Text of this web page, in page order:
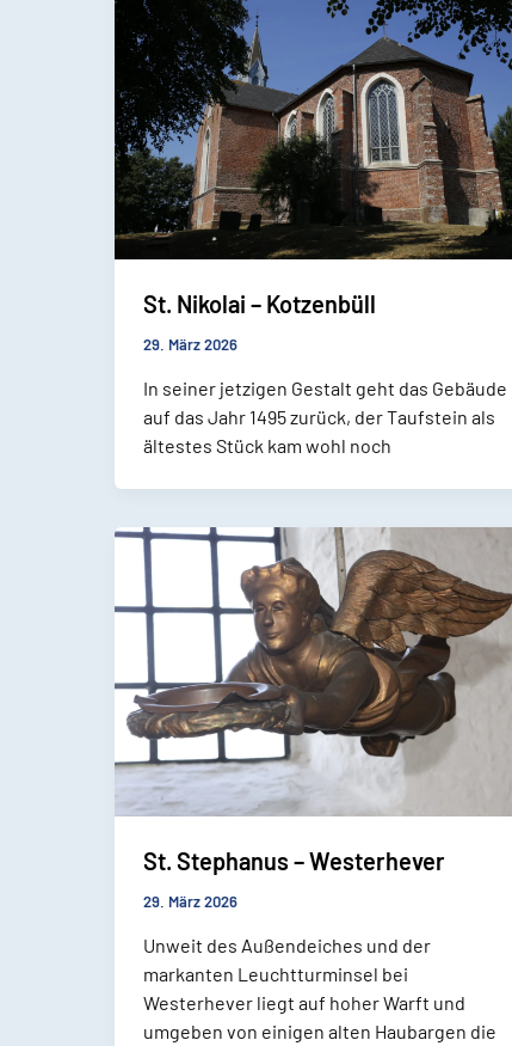
St. Nikolai – Kotzenbüll
29. März 2026
In seiner jetzigen Gestalt geht das Gebäude
auf das Jahr 1495 zurück, der Taufstein als
ältestes Stück kam wohl noch
St. Stephanus – Westerhever
29. März 2026
Unweit des Außendeiches und der
markanten Leuchtturminsel bei
Westerhever liegt auf hoher Warft und
umgeben von einigen alten Haubargen die